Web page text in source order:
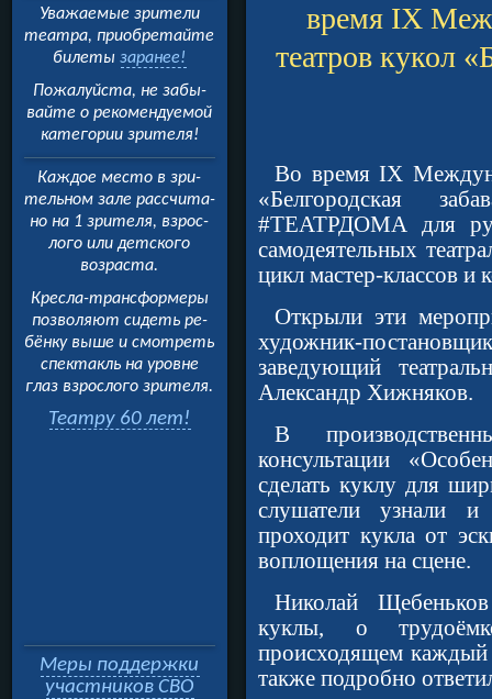
Уважаемые зрители
театра, приобретайте
билетызаранее!
Пожалуйста, не забы­
вайте о рекомендуемой
категории зрителя!
Каждое место в зри­
тельном зале рассчита­
но на 1 зрителя, взрос­
лого или детского
возраста.
Кресла-трансформеры
позволяют сидеть ре­
бёнку выше и смотреть
спектакль на уровне
глаз взрослого зрителя.
Театру 60 лет!
Меры поддержки
участников СВО
время IX
театров кукол
Во время IX
«Белгородская
#ТЕАТРДОМА для
самодеятельных
цикл мастер-классов и
Открыли эти
художник-
заведующий
Александр Хижняков.
В
консультации
сделать куклу для
слушатели узнали
проходит кукла от
воплощения на сцене.
Николай
куклы, о
происходящем каждый
также подробно